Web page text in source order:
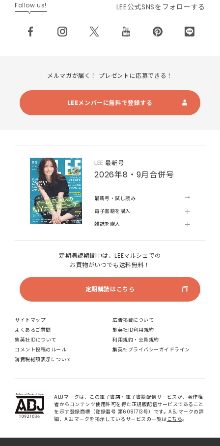
Follow us! LEE公式SNSをフォローする
メルマガが届く！ プレゼントに応募できる！
LEEメンバーに無料で登録する
LEE 最新号
2026年8・9月合併号
最新号・試し読み
電子書籍を購入
雑誌を購入
定期購読期間中は、LEEマルシェでの
お買物がいつでも送料無料！
定期購読はこちら
サイトマップ
広告掲載について
よくあるご質問
集英社ID利用規約
集英社IDについて
利用規約・会員規約
コメント投稿のルール
集英社プライバシーガイドライン
消費税総額表示について
ABJマークは、この電子書店・電子書籍配信サービスが、著作権
者からコンテンツ使用許可を得た正規版配信サービスであること
を示す登録商標（登録番号 第6091713号）です。ABJマークの詳
細、ABJマークを掲示しているサービスの一覧は こちら。